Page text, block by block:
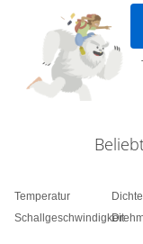
Temperatur
Schallgeschwindigkeit
Dichte